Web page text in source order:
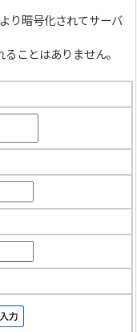
り暗号化されてサーバ
ことはありません。